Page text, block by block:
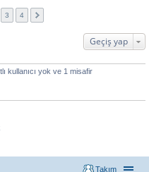
3 4
Geçiş yap
kullanıcı yok ve 1 misafir
Takım